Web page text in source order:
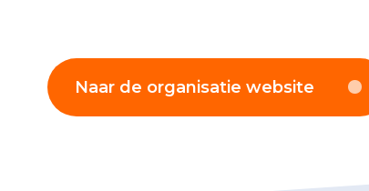
Naar de organisatie website